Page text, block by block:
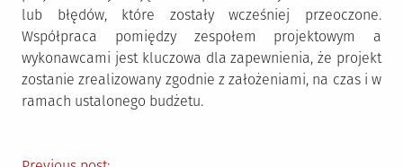
lub błędów, które zostały wcześniej przeoczone.
Współpraca pomiędzy zespołem projektowym a
wykonawcami jest kluczowa dla zapewnienia, że projekt
zostanie zrealizowany zgodnie z założeniami, na czas i w
ramach ustalonego budżetu.